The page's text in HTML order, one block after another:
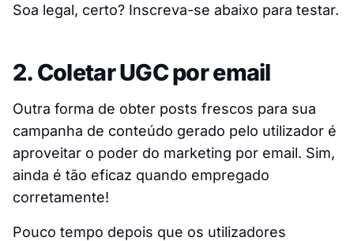
Soa legal, certo? Inscreva-se abaixo para testar.
2. Coletar UGC por email
Outra forma de obter posts frescos para sua
campanha de conteúdo gerado pelo utilizador é
aproveitar o poder do marketing por email. Sim,
ainda é tão eficaz quando empregado
corretamente!
Pouco tempo depois que os utilizadores